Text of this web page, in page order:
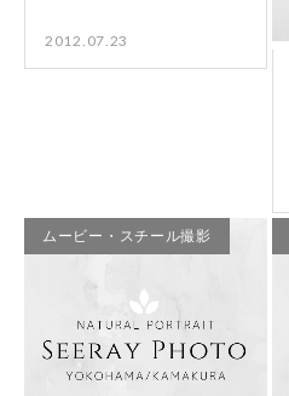
2012.07.23
ムービー・スチール撮影